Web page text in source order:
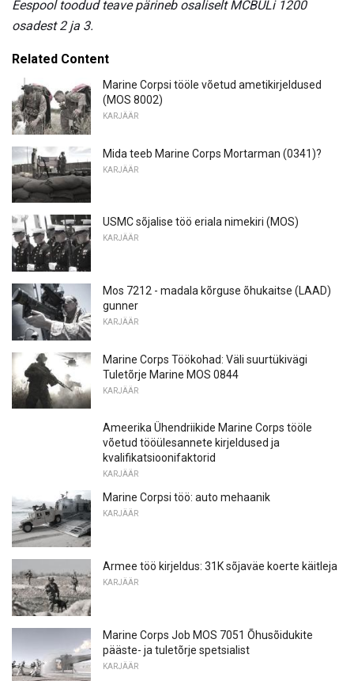
Eespool toodud teave pärineb osaliselt MCBULi 1200
osadest 2 ja 3.
Related Content
Marine Corpsi tööle võetud ametikirjeldused
(MOS 8002)
KARJÄÄR
Mida teeb Marine Corps Mortarman (0341)?
KARJÄÄR
USMC sõjalise töö eriala nimekiri (MOS)
KARJÄÄR
Mos 7212 - madala kõrguse õhukaitse (LAAD)
gunner
KARJÄÄR
Marine Corps Töökohad: Väli suurtükivägi
Tuletõrje Marine MOS 0844
KARJÄÄR
Ameerika Ühendriikide Marine Corps tööle
võetud tööülesannete kirjeldused ja
kvalifikatsioonifaktorid
KARJÄÄR
Marine Corpsi töö: auto mehaanik
KARJÄÄR
Armee töö kirjeldus: 31K sõjaväe koerte käitleja
KARJÄÄR
Marine Corps Job MOS 7051 Õhusõidukite
pääste- ja tuletõrje spetsialist
KARJÄÄR